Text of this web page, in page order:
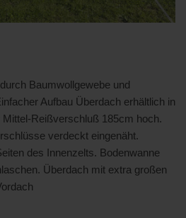
Baumwollgewebe und
Aufbau Überdach erhältlich in
Reißverschluß 185cm hoch.
verdeckt eingenäht.
des Innenzelts. Bodenwanne
Überdach mit extra großen